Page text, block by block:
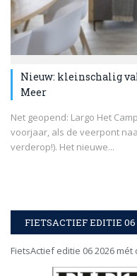
Nieuw: kleinschalig
Meer
Net geopend: Largo Het
voorjaar, als de veerpont
verderop!). Het nieuwe...
FIETSACTIEF EDITIE 06
FietsActief editie 06 2026